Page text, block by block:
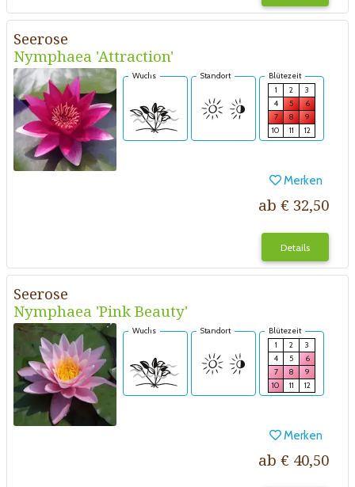
Seerose
Nymphaea 'Attraction'
Wuchs Standort
Blütezeit
1
2
3
4
5
6
7
8
9
10
11 12
Merken
ab € 32,50
Details
Seerose
Nymphaea 'Pink Beauty'
Wuchs Standort
Blütezeit
1
2
3
4
5
6
7
8
9
10
11 12
Merken
ab € 40,50